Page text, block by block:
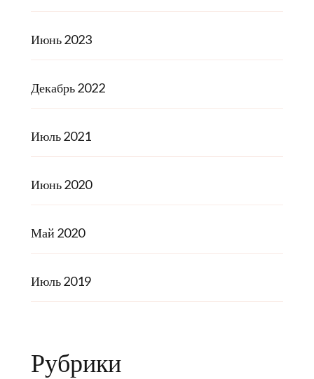
Июнь 2023
Декабрь 2022
Июль 2021
Июнь 2020
Май 2020
Июль 2019
Рубрики